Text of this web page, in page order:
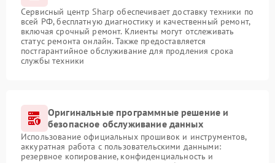
Сервисный центр Sharp обеспечивает доставку техники по
всей РФ, бесплатную диагностику и качественный ремонт,
включая срочный ремонт. Клиенты могут отслеживать
статус ремонта онлайн. Также предоставляется
постгарантийное обслуживание для продления срока
службы техники
Оригинальные программные решение и
безопасное обслуживание данных
Использование официальных прошивок и инструментов,
аккуратная работа с пользовательскими данными:
резервное копирование, конфиденциальность и